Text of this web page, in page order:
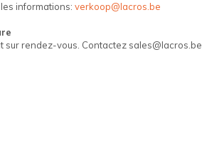
informations: verkoop@lacros.be
sur rendez-vous. Contactez sales@lacros.be